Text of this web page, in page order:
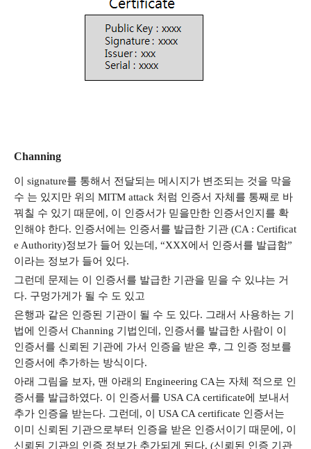
Channing
이 signature를 통해서 전달되는 메시지가 변조되는 것을 막을
수 는 있지만 위의 MITM attack 처럼 인증서 자체를 통째로 바
꿔칠 수 있기 때문에 , 이 인증서가 믿을만한 인증서인지를 확
인해야 한다. 인증서에는 인증서를 발급한 기관 (CA : Certificat
e Authority)정보가 들어 있는데 , “XXX에서 인증서를 발급함”
이라는 정보가 들어 있다.
그런데 문제는 이 인증서를 발급한 기관을 믿을 수 있냐는 거
다. 구멍가게가 될 수 도 있고
은행과 같은 인증된 기관이 될 수 도 있다. 그래서 사용하는 기
법에 인증서 Channing 기법인데 , 인증서를 발급한 사람이 이
인증서를 신뢰된 기관에 가서 인증을 받은 후, 그 인증 정보를
인증서에 추가하는 방식이다.
아래 그림을 보자, 맨 아래의 Engineering CA는 자체 적으로 인
증서를 발급하였다. 이 인증서를 USA CA certificate에 보내서
추가 인증을 받는다. 그런데 , 이 USA CA certificate 인증서는
이미 신뢰된 기관으로부터 인증을 받은 인증서이기 때문에 , 이
신뢰된 기관의 인증 정보가 추가되게 된다. (신뢰된 인증 기관